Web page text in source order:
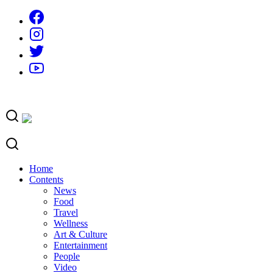
content
Home
Contents
News
Food
Travel
Wellness
Art & Culture
Entertainment
People
Video